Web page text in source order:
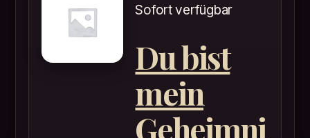
Sofort verfügbar
Du bist
mein
Geheimni